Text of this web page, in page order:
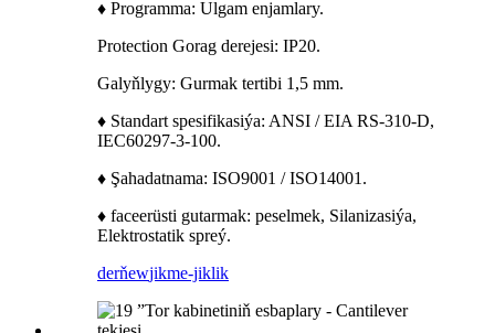
♦ Programma: Ulgam enjamlary.
Protection Gorag derejesi: IP20.
Galyňlygy: Gurmak tertibi 1,5 mm.
♦ Standart spesifikasiýa: ANSI / EIA RS-310-D,
IEC60297-3-100.
♦ Şahadatnama: ISO9001 / ISO14001.
♦ faceerüsti gutarmak: peselmek, Silanizasiýa,
Elektrostatik spreý.
derňewjikme-jiklik